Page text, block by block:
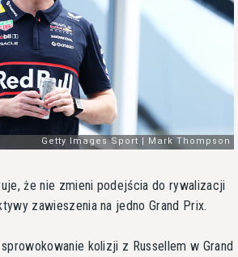
że nie zmieni podejścia do rywalizacji
zawieszenia na jedno Grand Prix.
kolizji z Russellem w Grand